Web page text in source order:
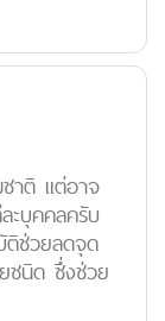
ชาติ แต่อาจ
ะบุคคลครับ
ช่วยลดจุด
ชนิด ซึ่งช่วย